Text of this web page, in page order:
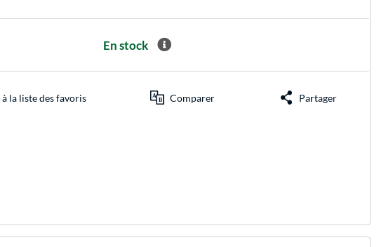
En stock
la liste des favoris Comparer Partager